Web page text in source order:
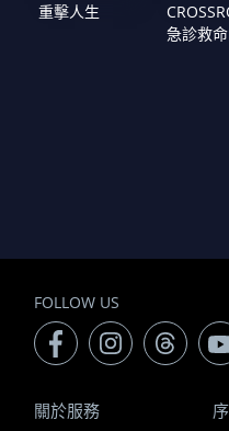
重擊人生
急診救
FOLLOW US
關於服務